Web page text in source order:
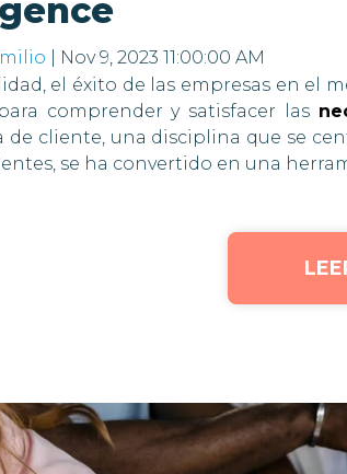
| Nov 9, 2023 11:00:00 AM
el éxito de las empresas en el
comprender y satisfacer las
cliente, una disciplina que se
se ha convertido en una